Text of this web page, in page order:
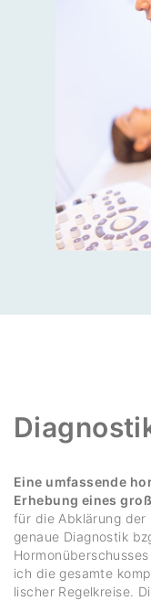
Eine umfassende
Erhebung eines
für die Abklä­rung der
genaue Diagnostik
ich die gesamte
li­scher Regel­kreise.